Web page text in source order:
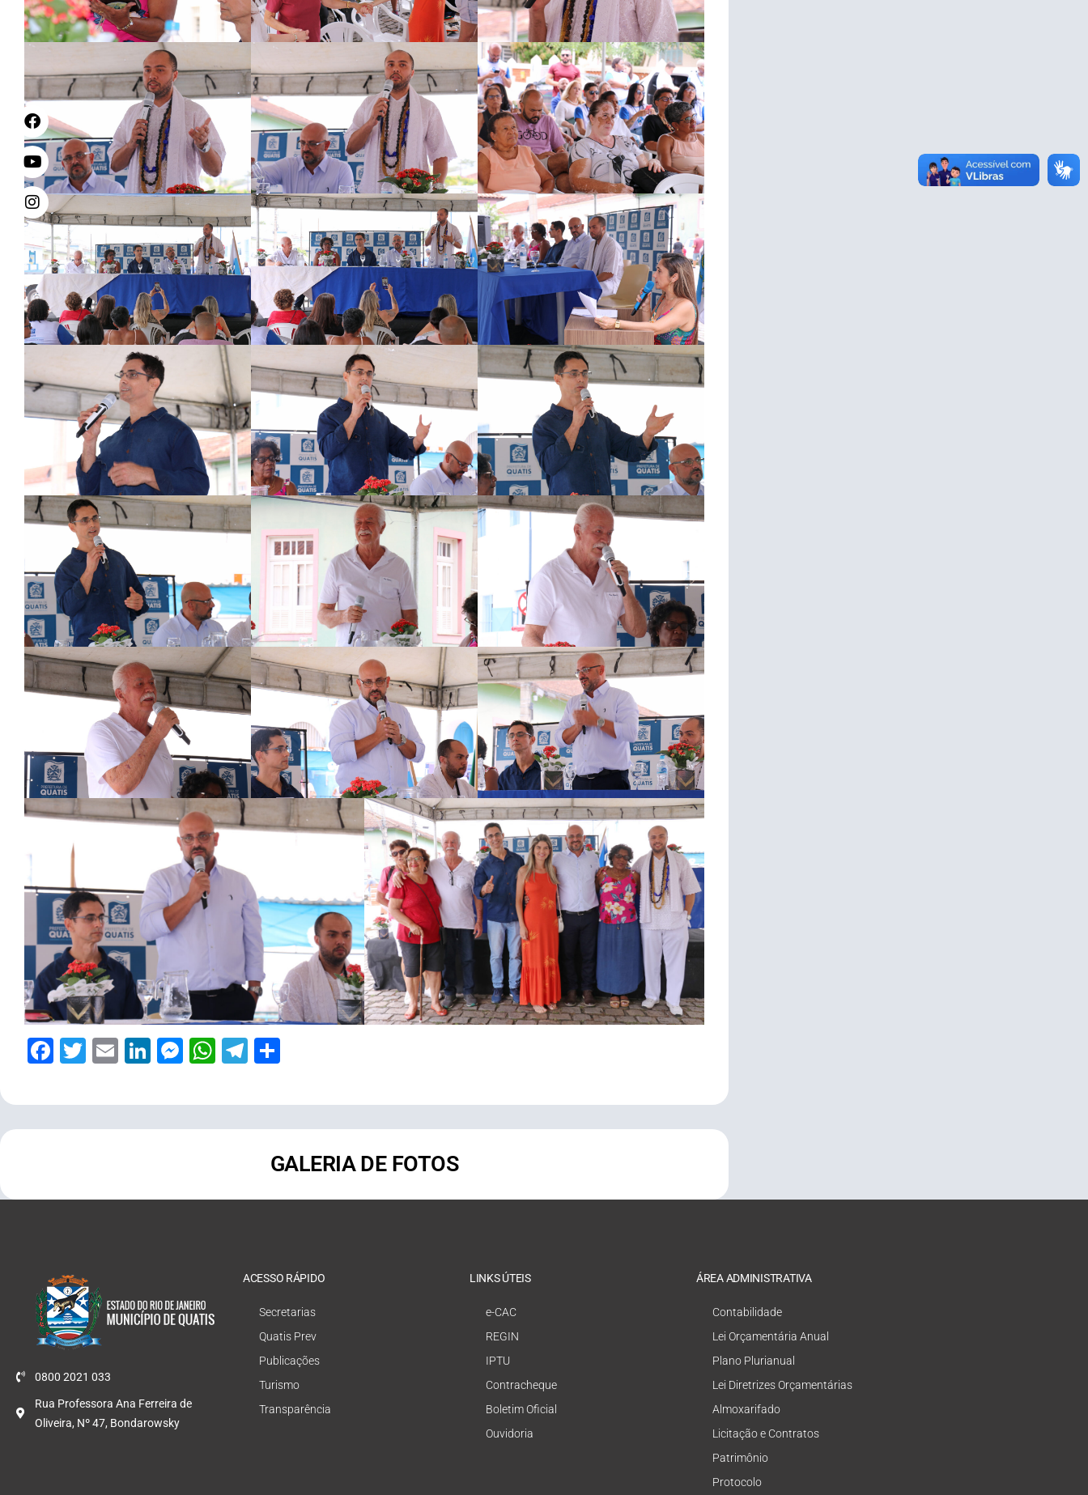
Facebook
Twitter
EmailLinkedIn
Messenger
WhatsApp
Telegram
GALERIA DE FOTOS
0800 2021 033
Rua Professora Ana Ferreira de
Oliveira, Nº 47, Bondarowsky
ACESSO RÁPIDO
Secretarias
Quatis Prev
Publicações
Turismo
Transparência
LINKS ÚTEIS
e-CAC
REGIN
IPTU
Contracheque
Boletim Oficial
Ouvidoria
ÁREA ADMINISTRATIVA
Contabilidade
Lei Orçamentária Anual
Plano Plurianual
Lei Diretrizes Orçamentárias
Almoxarifado
Licitação e Contratos
Patrimônio
Protocolo